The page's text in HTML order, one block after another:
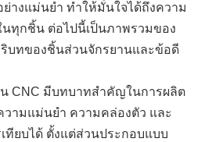
างแม่นยำ ทำให้มั่นใจได้ถึงความ
ทุกชิ้น ต่อไปนี้เป็นภาพรวมของ
ริบทของชิ้นส่วนจักรยานและข้อดี
CNC มีบทบาทสำคัญในการผลิต
ามแม่นยำ ความคล่องตัว และ
ทียบได้ ตั้งแต่ส่วนประกอบแบบ